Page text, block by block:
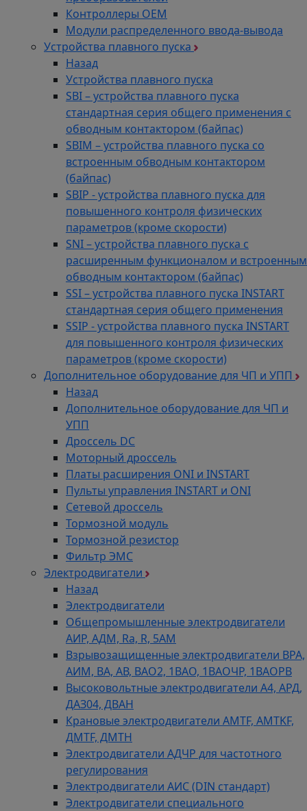
Контроллеры ОЕМ
Модули распределенного ввода-вывода
Устройства плавного пуска
Назад
Устройства плавного пуска
SBI – устройства плавного пуска
стандартная серия общего применения с
обводным контактором (байпас)
SBIM – устройства плавного пуска со
встроенным обводным контактором
(байпас)
SBIP - устройства плавного пуска для
повышенного контроля физических
параметров (кроме скорости)
SNI – устройства плавного пуска с
расширенным функционалом и встроенным
обводным контактором (байпас)
SSI – устройства плавного пуска INSTART
стандартная серия общего применения
SSIP - устройства плавного пуска INSTART
для повышенного контроля физических
параметров (кроме скорости)
Дополнительное оборудование для ЧП и УПП
Назад
Дополнительное оборудование для ЧП и
УПП
Дроссель DC
Моторный дроссель
Платы расширения ONI и INSTART
Пульты управления INSTART и ONI
Сетевой дроссель
Тормозной модуль
Тормозной резистор
Фильтр ЭМС
Электродвигатели
Назад
Электродвигатели
Общепромышленные электродвигатели
АИР, АДМ, Ra, R, 5AM
Взрывозащищенные электродвигатели ВРА,
АИМ, ВА, АВ, ВАO2, 1ВАО, 1ВАОЧР, 1ВАОРВ
Высоковольтные электродвигатели A4, АРД,
ДАЗ04, ДВАН
Крановые электродвигатели AMTF, AMTKF,
ДMTF, ДМТН
Электродвигатели АДЧР для частотного
регулирования
Электродвигатели АИС (DIN стандарт)
Электродвигатели специального